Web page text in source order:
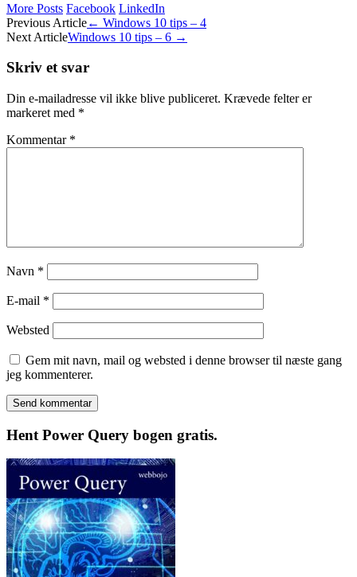
More Posts Facebook LinkedIn
Post
navigation
Previous Article← Windows 10 tips – 4
Next ArticleWindows 10 tips – 6 →
Skriv et svar
Din e-mailadresse vil ikke blive publiceret. Krævede felter er
markeret med *
Kommentar *
Navn *
E-mail *
Websted
Gem mit navn, mail og websted i denne browser til næste gang
jeg kommenterer.
Hent Power Query bogen gratis.